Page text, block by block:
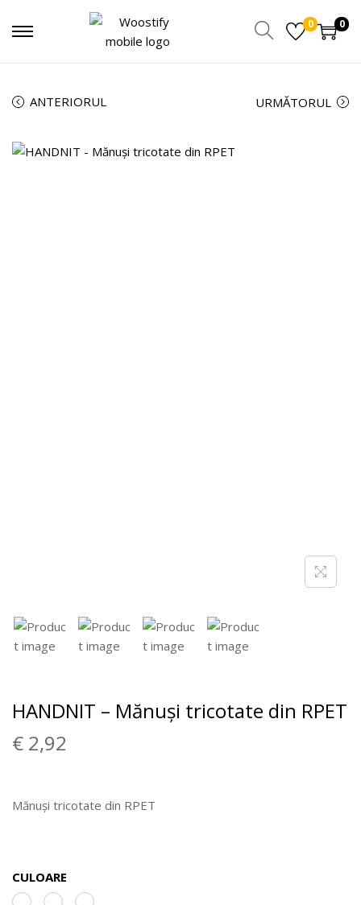
0 0
ANTERIORUL URMĂTORUL
HANDNIT – Mănuși tricotate din RPET
€ 2,92
Mănuși tricotate din RPET
CULOARE